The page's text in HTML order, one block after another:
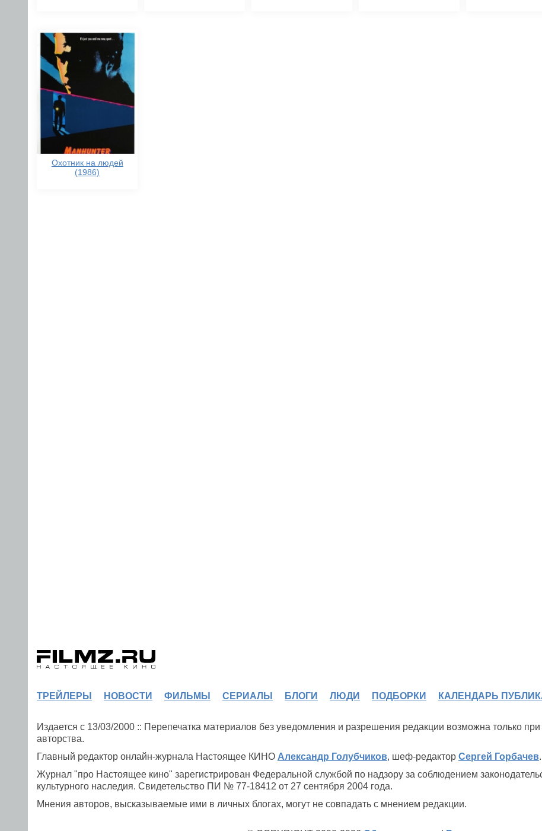
Охотник на людей
(1986)
ТРЕЙЛЕРЫ НОВОСТИ ФИЛЬМЫ СЕРИАЛЫ БЛОГИ ЛЮДИ ПОДБОРКИ КАЛЕНДАРЬ
Издается с 13/03/2000 :: Перепечатка материалов без уведомления и разрешения редакции возможна только при
авторства.
Главный редактор онлайн-журнала Настоящее КИНО Александр Голубчиков, шеф-редактор Сергей Горбачев.
Журнал "про Настоящее кино" зарегистрирован Федеральной службой по надзору за соблюдением
культурного наследия. Свидетельство ПИ № 77-18412 от 27 сентября 2004 года.
Мнения авторов, высказываемые ими в личных блогах, могут не совпадать с мнением редакции.